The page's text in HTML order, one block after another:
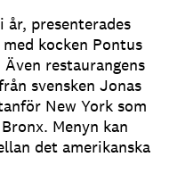
år, presenterades
kocken Pontus
restaurangens
svensken Jonas
New York som
Menyn kan
det amerikanska